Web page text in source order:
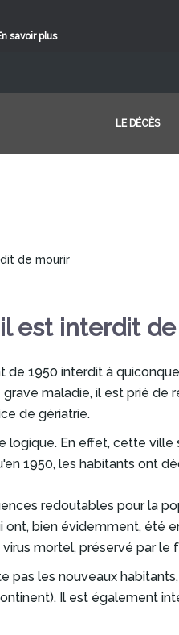
savoir plus
LE DÉCÈS
de mourir
est interdit
1950 interdit à
maladie, il est prié de
de gériatrie.
logique. En effet, cette
1950, les habitants ont
redoutables pour la
bien évidemment, été
mortel, préservé par
pas les nouveaux
Il est également